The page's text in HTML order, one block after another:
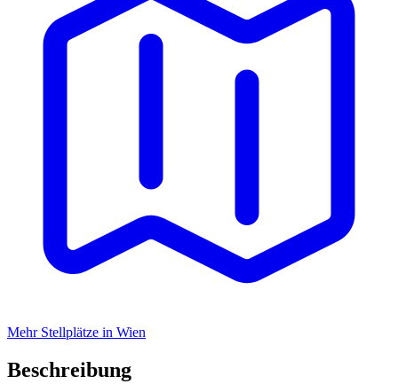
Mehr Stellplätze in Wien
Beschreibung